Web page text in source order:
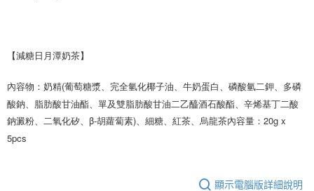
【減糖日月潭奶茶】
內容物：奶精(葡萄糖漿、完全氫化椰子油、牛奶蛋白、磷酸氫二鉀、多磷
酸鈉、脂肪酸甘油酯、單及雙脂肪酸甘油二乙醯酒石酸酯、辛烯基丁二酸
鈉澱粉、二氧化矽、β-胡蘿蔔素)、細糖、紅茶、烏龍茶內容量：20g x
5pcs
顯示電腦版詳細說明